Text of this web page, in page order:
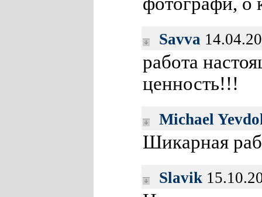
Savva
работа
ценность!!!
Michael
Шикарная
Slavik